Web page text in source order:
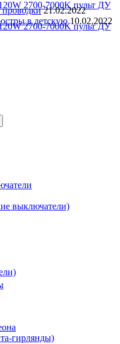
21.02.2022
в детскую 10.02.2022
выключатели)
гирлянды)